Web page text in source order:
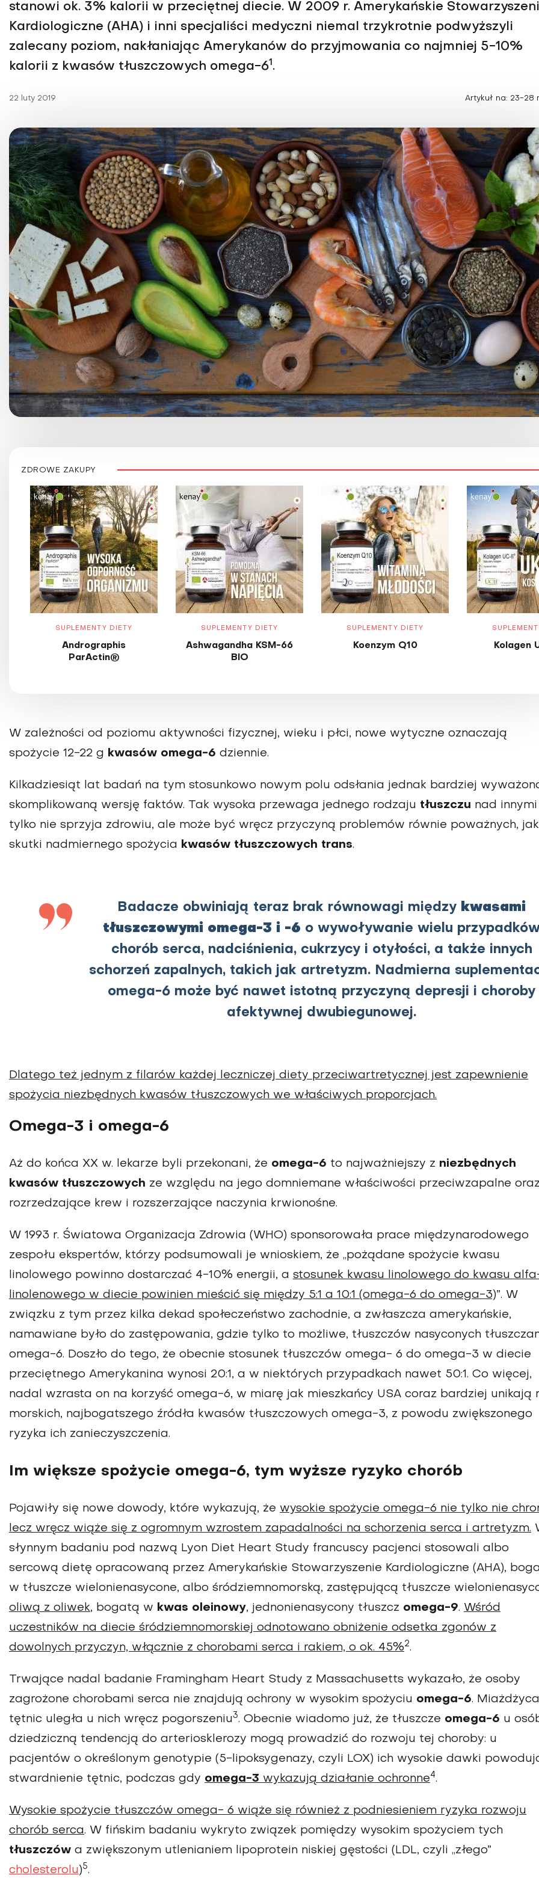
Choroby kobiece
Choroby laryngologiczne
Nowotwory
Odporność
stanowi ok. 3% kalorii w przeciętnej diecie. W 2009 r. Amerykańskie
Kardiologiczne (AHA) i inni specjaliści medyczni niemal trzykrotnie podwyższyli
zalecany poziom, nakłaniając Amerykanów do przyjmowania co najmniej 5-10%
kalorii z kwasów tłuszczowych omega-61 .
22 luty 2019 Artykuł na: 23-28
ZDROWE ZAKUPY
SUPLEMENTY DIETY
Andrographis
ParActin®
SUPLEMENTY DIETY
Ashwagandha KSM-66
BIO
SUPLEMENTY DIETY
Koenzym Q10 Kolagen
W zależności od poziomu aktywności fizycznej, wieku i płci, nowe wytyczne oznaczają
spożycie 12-22 g kwasów omega-6 dziennie.
Kilkadziesiąt lat badań na tym stosunkowo nowym polu odsłania jednak bardziej
skomplikowaną wersję faktów. Tak wysoka przewaga jednego rodzaju tłuszczu nad innymi
tylko nie sprzyja zdrowiu, ale może być wręcz przyczyną problemów równie poważnych, jak
skutki nadmiernego spożycia kwasów tłuszczowych trans.
Badacze obwiniają teraz brak równowagi między
kwasami
tłuszczowymi omega-3 i -6 o wywoływanie wielu
chorób serca, nadciśnienia, cukrzycy i otyłości, a także innych
schorzeń zapalnych, takich jak artretyzm. Nadmierna
omega-6 może być nawet istotną przyczyną depresji i choroby
afektywnej dwubiegunowej.
Dlatego też jednym z filarów każdej leczniczej diety przeciwartretycznej jest zapewnienie
spożycia niezbędnych kwasów tłuszczowych we właściwych proporcjach.
Omega-3 i omega-6
Aż do końca XX w. lekarze byli przekonani, że omega-6 to najważniejszy z niezbędnych
kwasów tłuszczowych ze względu na jego domniemane właściwości przeciwzapalne oraz
rozrzedzające krew i rozszerzające naczynia krwionośne.
W 1993 r. Światowa Organizacja Zdrowia (WHO) sponsorowała prace międzynarodowego
zespołu ekspertów, którzy podsumowali je wnioskiem, że „pożądane spożycie kwasu
linolowego powinno dostarczać 4-10% energii, a stosunek kwasu linolowego do kwasu
linolenowego w diecie powinien mieścić się między 5:1 a 10:1 (omega-6 do omega-3)”. W
związku z tym przez kilka dekad społeczeństwo zachodnie, a zwłaszcza amerykańskie,
namawiane było do zastępowania, gdzie tylko to możliwe, tłuszczów nasyconych
omega-6. Doszło do tego, że obecnie stosunek tłuszczów omega- 6 do omega-3 w diecie
przeciętnego Amerykanina wynosi 20:1, a w niektórych przypadkach nawet 50:1. Co więcej,
nadal wzrasta on na korzyść omega-6, w miarę jak mieszkańcy USA coraz bardziej unikają
morskich, najbogatszego źródła kwasów tłuszczowych omega-3, z powodu zwiększonego
ryzyka ich zanieczyszczenia.
Im większe spożycie omega-6, tym wyższe ryzyko chorób
Pojawiły się nowe dowody, które wykazują, że wysokie spożycie omega-6 nie tylko nie
lecz wręcz wiąże się z ogromnym wzrostem zapadalności na schorzenia serca i artretyzm.
słynnym badaniu pod nazwą Lyon Diet Heart Study francuscy pacjenci stosowali albo
sercową dietę opracowaną przez Amerykańskie Stowarzyszenie Kardiologiczne (AHA),
w tłuszcze wielonienasycone, albo śródziemnomorską, zastępującą tłuszcze
oliwą z oliwek, bogatą w kwas oleinowy, jednonienasycony tłuszcz omega-9. Wśród
uczestników na diecie śródziemnomorskiej odnotowano obniżenie odsetka zgonów z
dowolnych przyczyn, włącznie z chorobami serca i rakiem, o ok. 45%2.
Trwające nadal badanie Framingham Heart Study z Massachusetts wykazało, że osoby
zagrożone chorobami serca nie znajdują ochrony w wysokim spożyciu omega-6. Miażdżyca
tętnic uległa u nich wręcz pogorszeniu3. Obecnie wiadomo już, że tłuszcze omega-6 u
dziedziczną tendencją do arteriosklerozy mogą prowadzić do rozwoju tej choroby: u
pacjentów o określonym genotypie (5-lipoksygenazy, czyli LOX) ich wysokie dawki
stwardnienie tętnic, podczas gdy omega-3 wykazują działanie ochronne4.
Wysokie spożycie tłuszczów omega- 6 wiąże się również z podniesieniem ryzyka rozwoju
chorób serca. W fińskim badaniu wykryto związek pomiędzy wysokim spożyciem tych
tłuszczów a zwiększonym utlenianiem lipoprotein niskiej gęstości (LDL, czyli „złego”
cholesterolu)5.